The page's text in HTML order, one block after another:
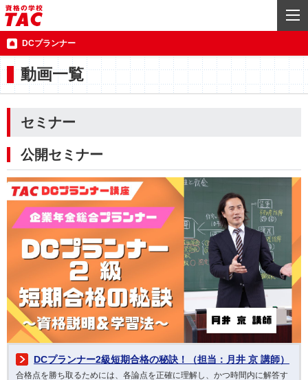
DCプランナー
動画一覧
セミナー
公開セミナー
DCプランナー2級短期合格の秘訣！（担当：月井 京 講師）
合格点を勝ち取るためには、各論点を正確に理解し、かつ時間内に解答す